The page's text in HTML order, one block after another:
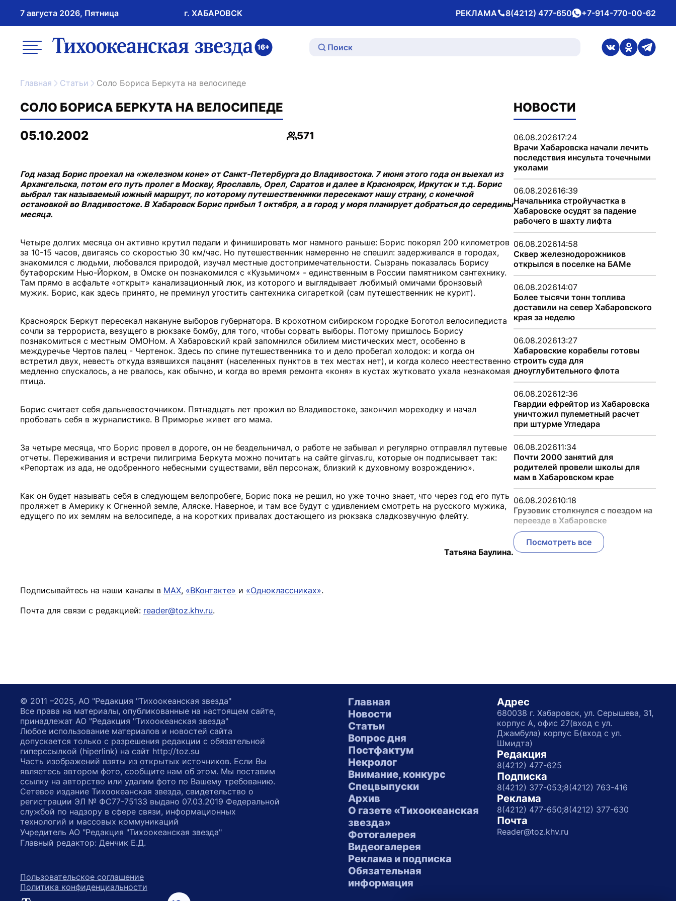
7 августа 2026, Пятница г. ХАБАРОВСК РЕКЛАМА
Телефон 8(4212) 477-650whatsApp
+7-914-770-00-62
меню ссылка на главную
ссылка на
ссылка на
Главная Статьи Соло Бориса Беркута на велосипеде
СОЛО БОРИСА БЕРКУТА НА ВЕЛОСИПЕДЕ
05.10.2002
Просмотры
571
Год назад Борис проехал на «железном коне» от Санкт-Петербурга до Владивостока. 7 июня этого года он выехал из
Архангельска, потом его путь пролег в Москву, Ярославль, Орел, Саратов и далее в Красноярск, Иркутск и т.д. Борис
выбрал так называемый южный маршрут, по которому путешественники пересекают нашу страну, с конечной
остановкой во Владивостоке. В Хабаровск Борис прибыл 1 октября, а в город у моря планирует добраться до середины
месяца.
Четыре долгих месяца он активно крутил педали и финишировать мог намного раньше: Борис покорял 200 километров
за 10-15 часов, двигаясь со скоростью 30 км/час. Но путешественник намеренно не спешил: задерживался в городах,
знакомился с людьми, любовался природой, изучал местные достопримечательности. Сызрань показалась Борису
бутафорским Нью-Йорком, в Омске он познакомился с «Кузьмичом» - единственным в России памятником сантехнику.
Там прямо в асфальте «открыт» канализационный люк, из которого и выглядывает любимый омичами бронзовый
мужик. Борис, как здесь принято, не преминул угостить сантехника сигареткой (сам путешественник не курит).
Красноярск Беркут пересекал накануне выборов губернатора. В крохотном сибирском городке Боготол велосипедиста
сочли за террориста, везущего в рюкзаке бомбу, для того, чтобы сорвать выборы. Потому пришлось Борису
познакомиться с местным ОМОНом. А Хабаровский край запомнился обилием мистических мест, особенно в
междуречье Чертов палец - Чертенок. Здесь по спине путешественника то и дело пробегал холодок: и когда он
встретил двух, невесть откуда взявшихся пацанят (населенных пунктов в тех местах нет), и когда колесо неестественно
медленно спускалось, а не рвалось, как обычно, и когда во время ремонта «коня» в кустах жутковато ухала незнакомая
птица.
Борис считает себя дальневосточником. Пятнадцать лет прожил во Владивостоке, закончил мореходку и начал
пробовать себя в журналистике. В Приморье живет его мама.
За четыре месяца, что Борис провел в дороге, он не бездельничал, о работе не забывал и регулярно отправлял путевые
отчеты. Переживания и встречи пилигрима Беркута можно почитать на сайте girvas.ru, которые он подписывает так:
«Репортаж из ада, не одобренного небесными существами, вёл персонаж, близкий к духовному возрождению».
Как он будет называть себя в следующем велопробеге, Борис пока не решил, но уже точно знает, что через год его путь
проляжет в Америку к Огненной земле, Аляске. Наверное, и там все будут с удивлением смотреть на русского мужика,
едущего по их землям на велосипеде, а на коротких привалах достающего из рюкзака сладкозвучную флейту.
Татьяна Баулина.
Подписывайтесь на наши каналы в MAX, «ВКонтакте» и «Одноклассниках».
Почта для связи с редакцией: reader@toz.khv.ru.
НОВОСТИ
06.08.202617:24
Врачи Хабаровска начали лечить
последствия инсульта точечными
уколами
06.08.202616:39
Начальника стройучастка в
Хабаровске осудят за падение
рабочего в шахту лифта
06.08.202614:58
Сквер железнодорожников
открылся в поселке на БАМе
06.08.202614:07
Более тысячи тонн топлива
доставили на север Хабаровского
края за неделю
06.08.202613:27
Хабаровские корабелы готовы
строить суда для
дноуглубительного флота
06.08.202612:36
Гвардии ефрейтор из Хабаровска
уничтожил пулеметный расчет
при штурме Угледара
06.08.202611:34
Почти 2000 занятий для
родителей провели школы для
мам в Хабаровском крае
06.08.202610:18
Грузовик столкнулся с поездом на
переезде в Хабаровске
Посмотреть все
Главная
Новости
Статьи
Вопрос дня
Постфактум
Некролог
Внимание, конкурс
Спецвыпуски
Архив
О газете «Тихоокеанская
звезда»
Фотогалерея
Видеогалерея
Реклама и подписка
Обязательная
информация
Адрес
680038 г. Хабаровск, ул. Серышева, 31,
корпус А, офис 27(вход с ул.
Джамбула) корпус Б(вход с ул.
Шмидта)
Редакция
8(4212) 477-625
Подписка
8(4212) 377-053;8(4212) 763-416
Реклама
8(4212) 477-650;8(4212) 377-630
Почта
Reader@toz.khv.ru
© 2011 –2025, АО "Редакция "Тихоокеанская звезда"
Все права на материалы, опубликованные на настоящем сайте,
принадлежат АО "Редакция "Тихоокеанская звезда"
Любое использование материалов и новостей сайта
допускается только с разрешения редакции с обязательной
гиперссылкой (hiperlink) на сайт http://toz.su
Часть изображений взяты из открытых источников. Если Вы
являетесь автором фото, сообщите нам об этом. Мы поставим
ссылку на авторство или удалим фото по Вашему требованию.
Сетевое издание Тихоокеанская звезда, свидетельство о
регистрации ЭЛ № ФС77-75133 выдано 07.03.2019 Федеральной
службой по надзору в сфере связи, информационных
технологий и массовых коммуникаций
Учредитель АО "Редакция "Тихоокеанская звезда"
Главный редактор: Денчик Е.Д.
Пользовательское соглашение
Политика конфиденциальности